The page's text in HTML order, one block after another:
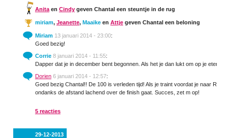
Anitaen Cindygeven Chantal een steuntje in de rug
miriam, Jeanette, Maaikeen Attjegeven Chantal een beloning
Miriam 13 januari 2014 - 23:00:
Goed bezig!
Corrie 8 januari 2014 - 11:55:
Dapper dat je in december bent begonnen. Als het je dan lukt om op je eten
Dorien 6 januari 2014 - 12:57:
Goed bezig Chantal!! De 100 is verleden tijd! Als je traint voordat je naar
ondanks de afstand lachend over de finish gaat. Succes, zet m op!
5 reacties
29-12-2013